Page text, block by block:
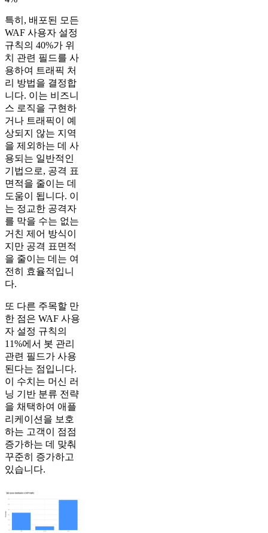
특히, 배포된 모든
WAF 사용자 설정
규칙의 40%가 위
치 관련 필드를 사
용하여 트래픽 처
리 방법을 결정합
니다. 이는 비즈니
스 로직을 구현하
거나 트래픽이 예
상되지 않는 지역
을 제외하는 데 사
용되는 일반적인
기법으로, 공격 표
면적을 줄이는 데
도움이 됩니다. 이
는 정교한 공격자
를 막을 수는 없는
거친 제어 방식이
지만 공격 표면적
을 줄이는 데는 여
전히 효율적입니
다.
또 다른 주목할 만
한 점은 WAF 사용
자 설정 규칙의
11%에서 봇 관리
관련 필드가 사용
된다는 점입니다.
이 수치는 머신 러
닝 기반 분류 전략
을 채택하여 애플
리케이션을 보호
하는 고객이 점점
증가하는 데 맞춰
꾸준히 증가하고
있습니다.